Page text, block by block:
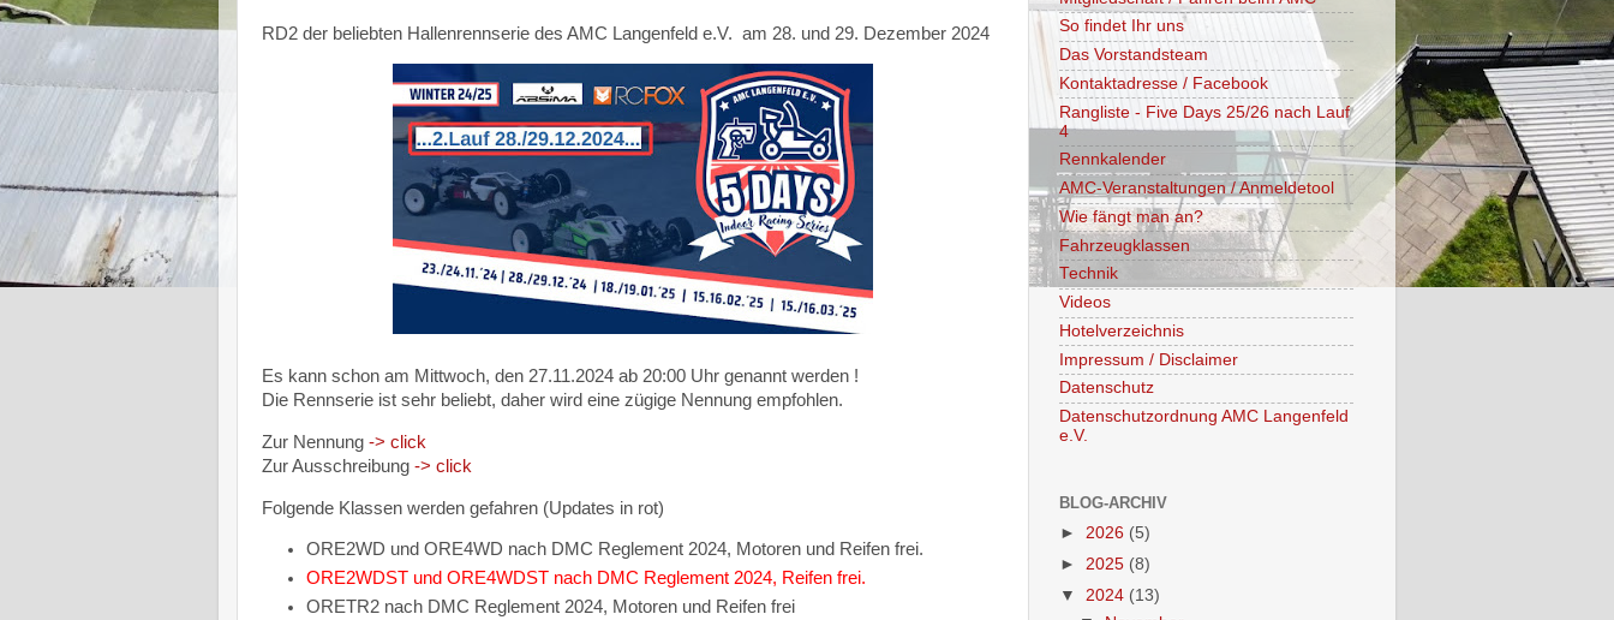
RD2 der beliebten Hallenrennserie des AMC Langenfeld e.V. am 28. und 29. Dezember 2024
Es kann schon am Mittwoch, den 27.11.2024 ab 20:00 Uhr genannt werden !
Die Rennserie ist sehr beliebt, daher wird eine zügige Nennung empfohlen.
Zur Nennung -> click
Zur Ausschreibung -> click
Folgende Klassen werden gefahren (Updates in rot)
ORE2WD und ORE4WD nach DMC Reglement 2024, Motoren und Reifen frei.
ORE2WDST und ORE4WDST nach DMC Reglement 2024, Reifen frei.
ORETR2 nach DMC Reglement 2024, Motoren und Reifen frei
So findet Ihr uns
Das Vorstandsteam
Kontaktadresse / Facebook
Rangliste - Five Days 25/26 nach Lauf
4
Rennkalender
AMC-Veranstaltungen / Anmeldetool
Wie fängt man an?
Fahrzeugklassen
Technik
Videos
Hotelverzeichnis
Impressum / Disclaimer
Datenschutz
Datenschutzordnung AMC Langenfeld
e.V.
BLOG-ARCHIV
► 2026 (5)
► 2025 (8)
▼ 2024 (13)